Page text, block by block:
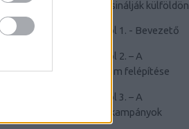
Cyclechic.hu on tour: Így csinálják külföldön
a kerékpározástól 1. - Bevezető
Félelem a kerékpározástól 2. – A
való félelem felépítése
Félelem a kerékpározástól 3. – A
népszerűsítő kampányok